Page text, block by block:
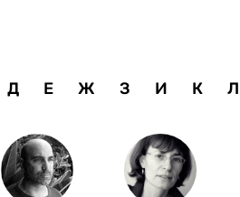
Д Е Ж З И К Л